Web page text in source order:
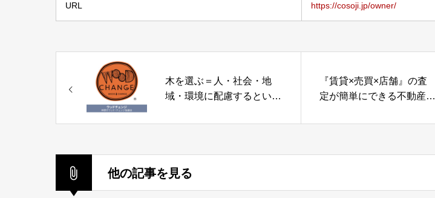
URL https://cosoji.jp/owner/
木を選ぶ＝人・社会・地
域・環境に配慮するという
林野庁ウッド・チェンジ協
『賃貸×売買×店舗』の査
定が簡単にできる不動産査
クラリティ株式会社
他の記事を見る